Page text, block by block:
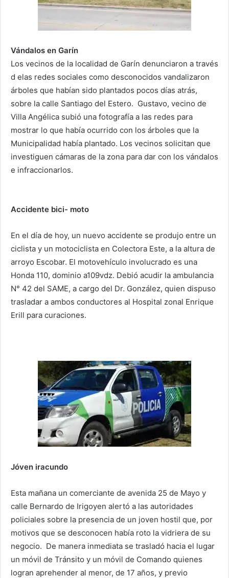
Vándalos en Garín
Los vecinos de la localidad de Garín denunciaron a través
d elas redes sociales como desconocidos vandalizaron
árboles que habían sido plantados pocos días atrás,
sobre la calle Santiago del Estero. Gustavo, vecino de
Villa Angélica subió una fotografía a las redes para
mostrar lo que había ocurrido con los árboles que la
Municipalidad había plantado. Los vecinos solicitan que
investiguen cámaras de la zona para dar con los vándalos
e infraccionarlos.
Accidente bici- moto
En el día de hoy, un nuevo accidente se produjo entre un
ciclista y un motociclista en Colectora Este, a la altura de
arroyo Escobar. El motovehículo involucrado es una
Honda 110, dominio a109vdz. Debió acudir la ambulancia
N° 42 del SAME, a cargo del Dr. González, quien dispuso
trasladar a ambos conductores al Hospital zonal Enrique
Erill para curaciones.
Jóven iracundo
Esta mañana un comerciante de avenida 25 de Mayo y
calle Bernardo de Irigoyen alertó a las autoridades
policiales sobre la presencia de un joven hostil que, por
motivos que se desconocen había roto la vidriera de su
negocio. De manera inmediata se trasladó hacia el lugar
un móvil de Tránsito y un móvil de Comando quienes
logran aprehender al menor, de 17 años, y previo